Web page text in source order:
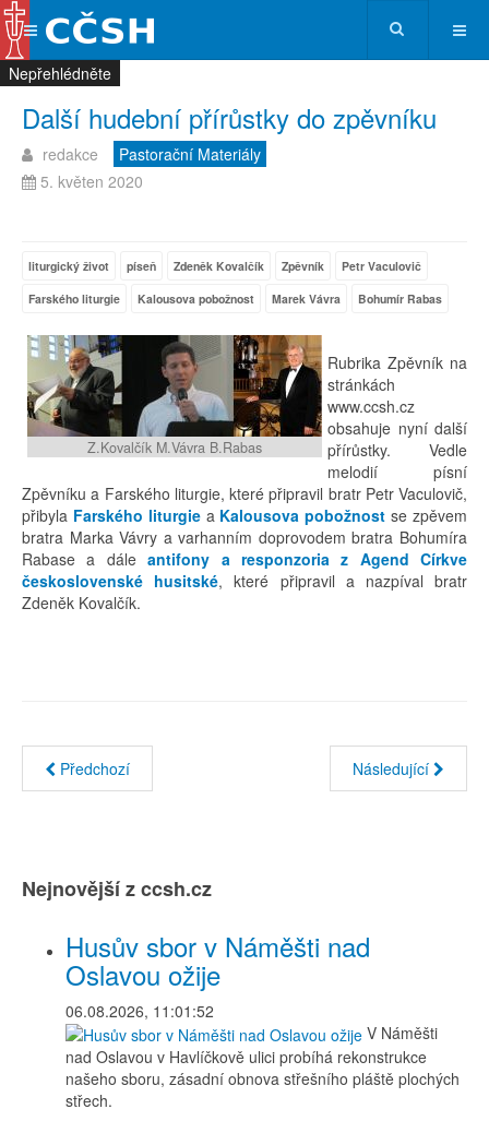
Další hudební přírůstky do zpěvníku
redakce
Pastorační Materiály
5. květen 2020
liturgický život píseň Zdeněk Kovalčík Zpěvník
Petr Vaculovič
Farského liturgie
Kalousova pobožnost Marek Vávra Bohumír Rabas
Z.Kovalčík M.Vávra B.Rabas
Rubrika Zpěvník na
stránkách
www.ccsh.cz
obsahuje nyní další
přírůstky. Vedle
melodií písní
Zpěvníku a Farského liturgie, které připravil bratr Petr Vaculovič,
přibyla Farského liturgiea Kalousova pobožnost se zpěvem
bratra Marka Vávry a varhanním doprovodem bratra Bohumíra
Rabase a dáleantifony a responzoria z Agend Církve
československé husitské, které připravil a nazpíval bratr
Zdeněk Kovalčík.
Předchozí Následující
Nejnovější z ccsh.cz
Husův sbor v Náměšti nad
Oslavou ožije
06.08.2026, 11:01:52
V Náměšti
nad Oslavou v Havlíčkově ulici probíhá rekonstrukce
našeho sboru, zásadní obnova střešního pláště plochých
střech.
Nepřehlédněte
Nepřehlédněte
Nepřehlédněte
Nepřehlédněte